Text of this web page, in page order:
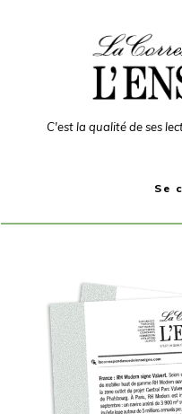
C'est la qualité de ses
Se